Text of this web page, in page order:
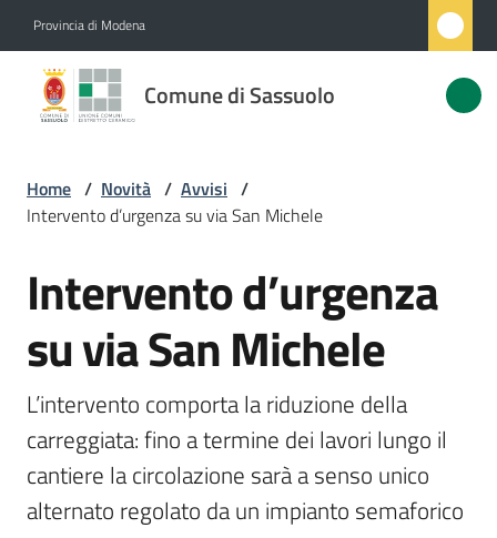
Provincia di Modena
Comune di Sassuolo
Comune
di
Novità
Servizi
Vivere
Sassuolo
Home / Novità / Avvisi /
Intervento d’urgenza su via San Michele
Salta al contenuto
Intervento d’urgenza
su via San Michele
L’intervento comporta la riduzione della
carreggiata: fino a termine dei lavori lungo il
cantiere la circolazione sarà a senso unico
alternato regolato da un impianto semaforico